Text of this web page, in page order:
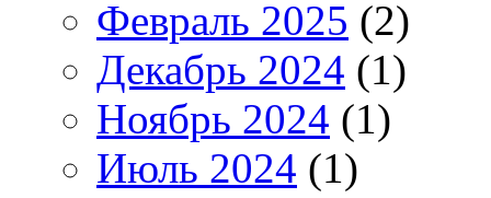
Февраль 2025 (2)
Декабрь 2024 (1)
Ноябрь 2024 (1)
Июль 2024 (1)